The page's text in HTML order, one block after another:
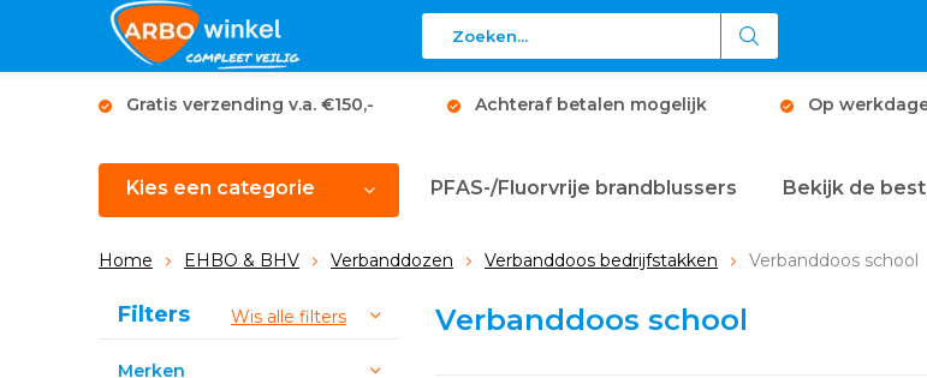
Gratis verzending v.a. €150,- Achteraf betalen mogelijk Op
Kies een categorie PFAS-/Fluorvrije brandblussers Bekijk de
Home EHBO & BHV Verbanddozen Verbanddoos bedrijfstakken Verbanddoos school
Verbanddoos school
Sorteren op:
Filters Wis alle filters
Merken